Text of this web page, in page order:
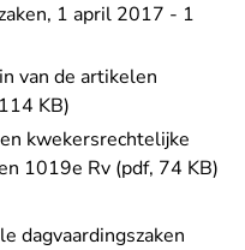
1 april 2017 - 1
van de artikelen
KB)
kwekersrechtelijke
1019e Rv (pdf, 74 KB)
dagvaardingszaken